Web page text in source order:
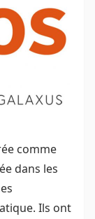
comme
dans les
Ils ont